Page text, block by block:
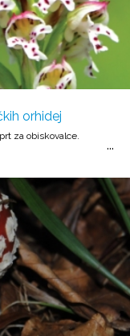
orhidej
za obiskovalce.